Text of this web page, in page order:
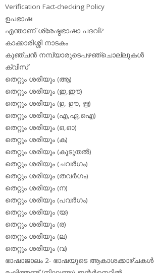
Verification Fact-checking Policy
ഉപഭാഷ
എന്താണ് ശ്രേഷ്ഠഭാഷാ പദവി?
കാക്കാരിശ്ശി നാടകം
കുഞ്ചന്‍ നമ്പ്യാരുടെപഴഞ്ചൊല്ലുകള്‍
ക്വിസ്
തെറ്റും ശരിയും (ആ)
തെറ്റും ശരിയും (ഇ,ഈ)
തെറ്റും ശരിയും (ഉ, ഊ, ഋ)
തെറ്റും ശരിയും (എ,ഏ,ഐ)
തെറ്റും ശരിയും (ഒ,ഓ)
തെറ്റും ശരിയും (ക)
തെറ്റും ശരിയും (കൂടുതല്‍)
തെറ്റും ശരിയും (ചവര്‍ഗം)
തെറ്റും ശരിയും (തവര്‍ഗം)
തെറ്റും ശരിയും (ന)
തെറ്റും ശരിയും (പവര്‍ഗം)
തെറ്റും ശരിയും (യ)
തെറ്റും ശരിയും (ര)
തെറ്റും ശരിയും (ല)
തെറ്റും ശരിയും (വ)
ഭാഷാജാലം 2- ഭാഷയുടെ ആകാശക്കാഴ്ചകള്‍